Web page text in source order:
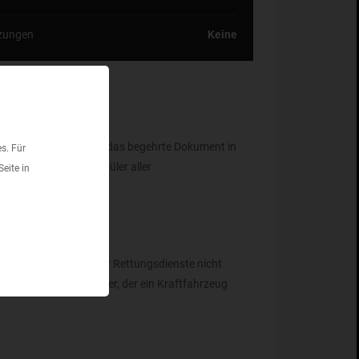
Keine
bevor er das begehrte Dokument in
sich an Fahrschüler aller
Verletzten sind für Rettungsdienste nicht
daher vor, dass jeder, der ein Kraftfahrzeug
Für
in